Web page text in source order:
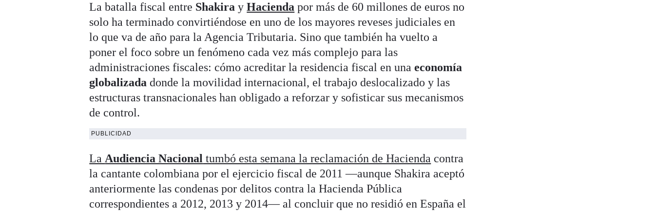
La batalla fiscal entre ShakirayHacienda por más de 60 millones de euros no
solo ha terminado convirtiéndose en uno de los mayores reveses judiciales en
lo que va de año para la Agencia Tributaria. Sino que también ha vuelto a
poner el foco sobre un fenómeno cada vez más complejo para las
administraciones fiscales: cómo acreditar la residencia fiscal en unaeconomía
globalizada donde la movilidad internacional, el trabajo deslocalizado y las
estructuras transnacionales han obligado a reforzar y sofisticar sus mecanismos
de control.
PUBLICIDAD
La Audiencia Nacional tumbó esta semana la reclamación de Hacienda contra
la cantante colombiana por el ejercicio fiscal de 2011 —aunque Shakira aceptó
anteriormente las condenas por delitos contra la Hacienda Pública
correspondientes a 2012, 2013 y 2014— al concluir que no residió en España el